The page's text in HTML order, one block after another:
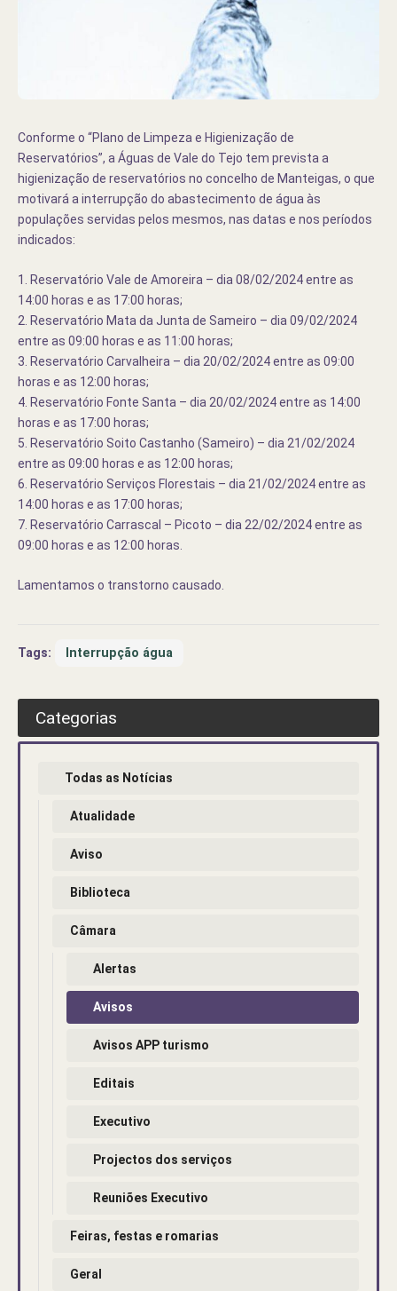
Conforme o “Plano de Limpeza e Higienização de
Reservatórios”, a Águas de Vale do Tejo tem prevista a
higienização de reservatórios no concelho de Manteigas, o que
motivará a interrupção do abastecimento de água às
populações servidas pelos mesmos, nas datas e nos períodos
indicados:
1. Reservatório Vale de Amoreira – dia 08/02/2024 entre as
14:00 horas e as 17:00 horas;
2. Reservatório Mata da Junta de Sameiro – dia 09/02/2024
entre as 09:00 horas e as 11:00 horas;
3. Reservatório Carvalheira – dia 20/02/2024 entre as 09:00
horas e as 12:00 horas;
4. Reservatório Fonte Santa – dia 20/02/2024 entre as 14:00
horas e as 17:00 horas;
5. Reservatório Soito Castanho (Sameiro) – dia 21/02/2024
entre as 09:00 horas e as 12:00 horas;
6. Reservatório Serviços Florestais – dia 21/02/2024 entre as
14:00 horas e as 17:00 horas;
7. Reservatório Carrascal – Picoto – dia 22/02/2024 entre as
09:00 horas e as 12:00 horas.
Lamentamos o transtorno causado.
Tags: Interrupção água
Categorias
Todas as Notícias
Atualidade
Aviso
Biblioteca
Câmara
Alertas
Avisos
Avisos APP turismo
Editais
Executivo
Projectos dos serviços
Reuniões Executivo
Feiras, festas e romarias
Geral